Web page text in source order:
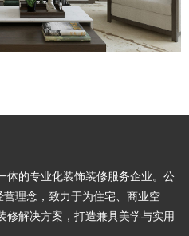
体的专业化装饰装修服务企业。公
营理念，致力于为住宅、商业空
修解决方案，打造兼具美学与实用